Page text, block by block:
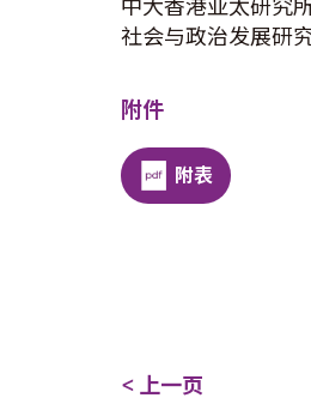
中大香港亚太研究
社会与政治发展研
附件
附表
< 上一页